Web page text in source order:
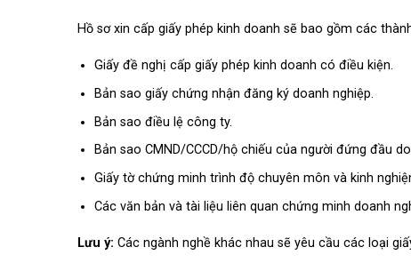
Hồ sơ xin cấp giấy phép kinh doanh sẽ bao gồm các
Giấy đề nghị cấp giấy phép kinh doanh có điều kiện.
Bản sao giấy chứng nhận đăng ký doanh nghiệp.
Bản sao điều lệ công ty.
Bản sao CMND/CCCD/hộ chiếu của người đứng đầu
Giấy tờ chứng minh trình độ chuyên môn và kinh
Các văn bản và tài liệu liên quan chứng minh doanh
Lưu ý: Các ngành nghề khác nhau sẽ yêu cầu các loại